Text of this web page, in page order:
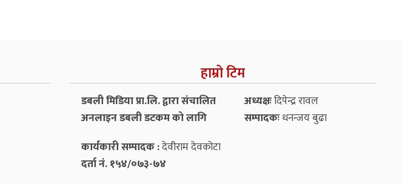
हाम्रो टिम
डबली मिडिया प्रा.लि. द्वारा संचालित
अनलाइन डबली डटकम को लागि
अध्यक्षःदिपेन्द्र रावल
सम्पादकःधनन्‍जय बुढा
कार्यकारी सम्पादक :देवीराम देवकोटा
दर्ता नं. १५४/०७३-७४